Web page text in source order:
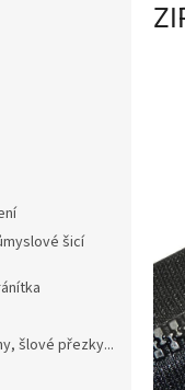
šicí
šlové přezky...